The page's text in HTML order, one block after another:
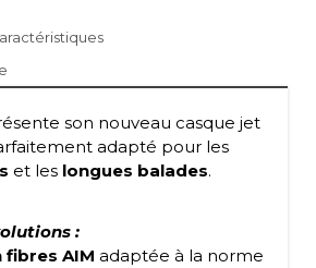
son nouveau casque jet
adapté pour les
et les longues balades.
:
fibres AIM adaptée à la norme